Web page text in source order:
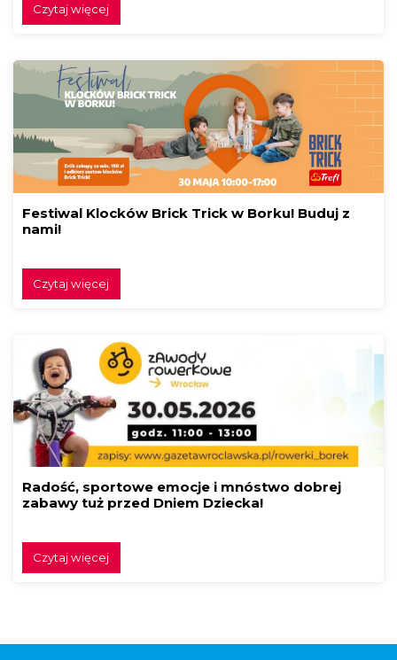
Czytaj więcej
Festiwal Klocków Brick Trick w Borku! Buduj z
nami!
Czytaj więcej
Radość, sportowe emocje i mnóstwo dobrej
zabawy tuż przed Dniem Dziecka!
Czytaj więcej